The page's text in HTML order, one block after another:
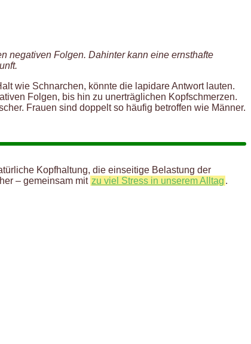
negativen Folgen. Dahinter kann eine ernsthafte
wie Schnarchen, könnte die lapidare Antwort lauten.
Folgen, bis hin zu unerträglichen Kopfschmerzen.
Frauen sind doppelt so häufig betroffen wie Männer.
Kopfhaltung, die einseitige Belastung der
– gemeinsam mit zu viel Stress in unserem Alltag .